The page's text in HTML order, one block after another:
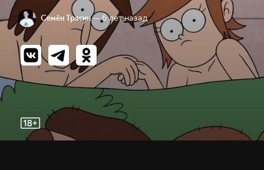
Семён Трясин — 6 лет назад